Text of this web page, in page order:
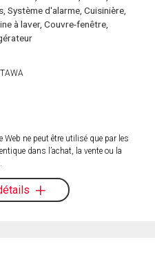
Système d'alarme, Cuisinière,
à laver, Couvre-fenêtre,
Web ne peut être utilisé que par les
dans l’achat, la vente ou la